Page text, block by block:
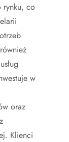
rynku, co
w
oraz
Klienci